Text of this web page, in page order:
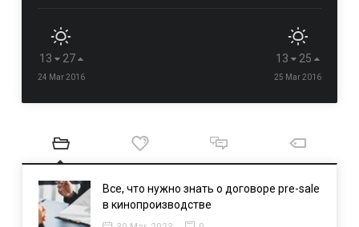
13 27
24 Mar 2016
13 25
25 Mar 2016
Все, что нужно знать о договоре pre-sale
в кинопроизводстве